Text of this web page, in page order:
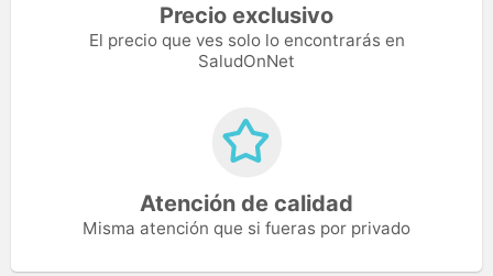
Precio exclusivo
El precio que ves solo lo encontrarás en
SaludOnNet
Atención de calidad
Misma atención que si fueras por privado